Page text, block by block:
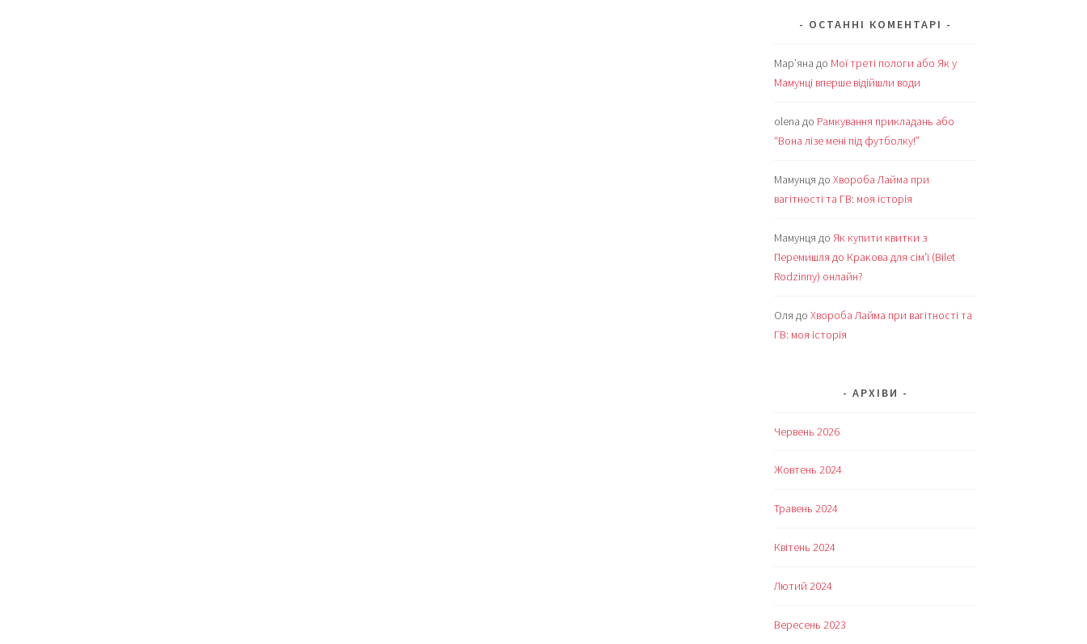
ОСТАННІ КОМЕНТАРІ
Мар’яна до Мої треті пологи або Як у
Мамунці вперше відійшли води
olena до Рамкування прикладань або
“Вона лізе мені під футболку!”
Мамунця до Хвороба Лайма при
вагітності та ГВ: моя історія
Мамунця до Як купити квитки з
Перемишля до Кракова для сім’ї (Bilet
Rodzinny) онлайн?
Оля до Хвороба Лайма при вагітності та
ГВ: моя історія
АРХІВИ
Червень 2026
Жовтень 2024
Травень 2024
Квітень 2024
Лютий 2024
Вересень 2023